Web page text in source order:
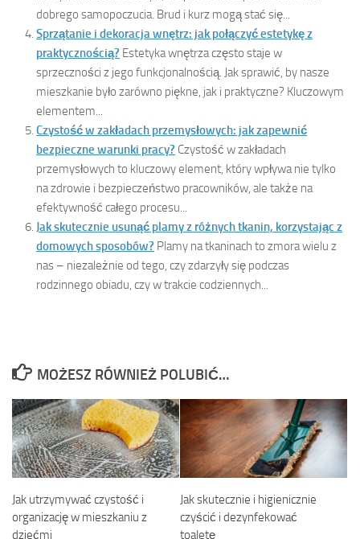
dobrego samopoczucia. Brud i kurz mogą stać się...
Sprzątanie i dekoracja wnętrz: jak połączyć estetykę z
praktycznością? Estetyka wnętrza często staje w
sprzeczności z jego funkcjonalnością. Jak sprawić, by nasze
mieszkanie było zarówno piękne, jak i praktyczne? Kluczowym
elementem...
Czystość w zakładach przemysłowych: jak zapewnić
bezpieczne warunki pracy? Czystość w zakładach
przemysłowych to kluczowy element, który wpływa nie tylko
na zdrowie i bezpieczeństwo pracowników, ale także na
efektywność całego procesu...
Jak skutecznie usunąć plamy z różnych tkanin, korzystając z
domowych sposobów? Plamy na tkaninach to zmora wielu z
nas – niezależnie od tego, czy zdarzyły się podczas
rodzinnego obiadu, czy w trakcie codziennych...
MOŻESZ RÓWNIEŻ POLUBIĆ…
Jak utrzymywać czystość i
organizację w mieszkaniu z
dziećmi
Jak skutecznie i higienicznie
czyścić i dezynfekować
toaletę